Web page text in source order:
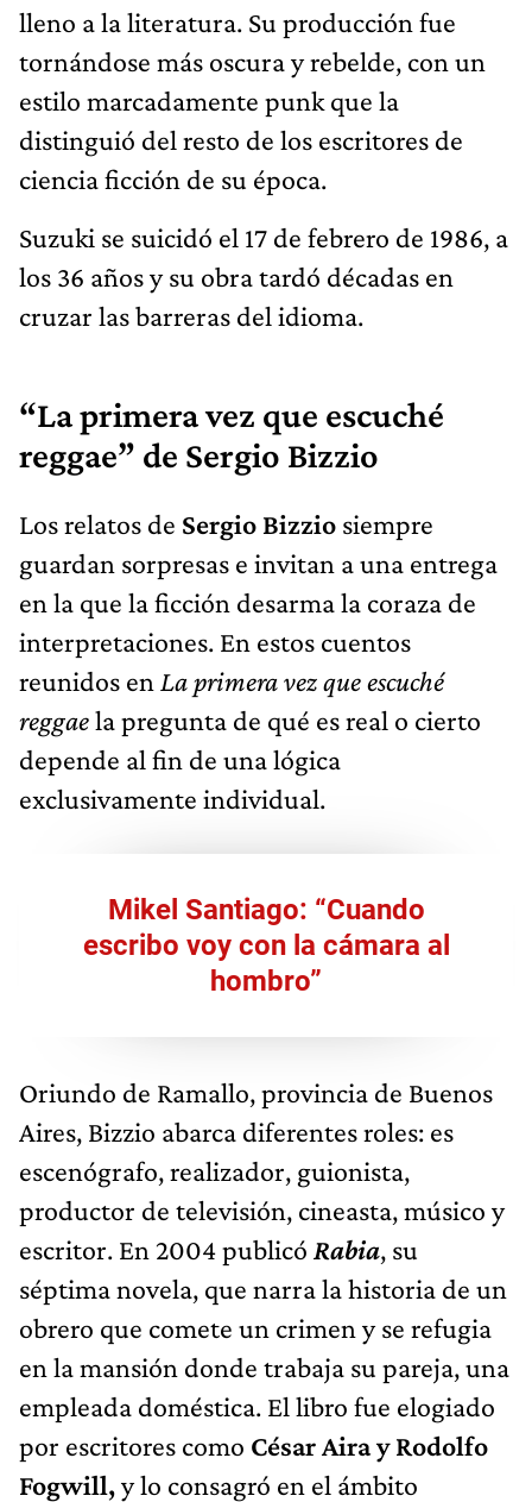
lleno a la literatura. Su producción fue
tornándose más oscura y rebelde, con un
estilo marcadamente punk que la
distinguió del resto de los escritores de
ciencia ficción de su época.
Suzuki se suicidó el 17 de febrero de 1986, a
los 36 años y su obra tardó décadas en
cruzar las barreras del idioma.
“La primera vez que escuché
reggae” de Sergio Bizzio
Los relatos de Sergio Bizzio siempre
guardan sorpresas e invitan a una entrega
en la que la ficción desarma la coraza de
interpretaciones. En estos cuentos
reunidos en La primera vez que escuché
reggaela pregunta de qué es real o cierto
depende al fin de una lógica
exclusivamente individual.
Mikel Santiago: “Cuando
escribo voy con la cámara al
hombro”
Oriundo de Ramallo, provincia de Buenos
Aires, Bizzio abarca diferentes roles: es
escenógrafo, realizador, guionista,
productor de televisión, cineasta, músico y
escritor. En 2004 publicó Rabia, su
séptima novela, que narra la historia de un
obrero que comete un crimen y se refugia
en la mansión donde trabaja su pareja, una
empleada doméstica. El libro fue elogiado
por escritores como César Aira y Rodolfo
Fogwill,y lo consagró en el ámbito